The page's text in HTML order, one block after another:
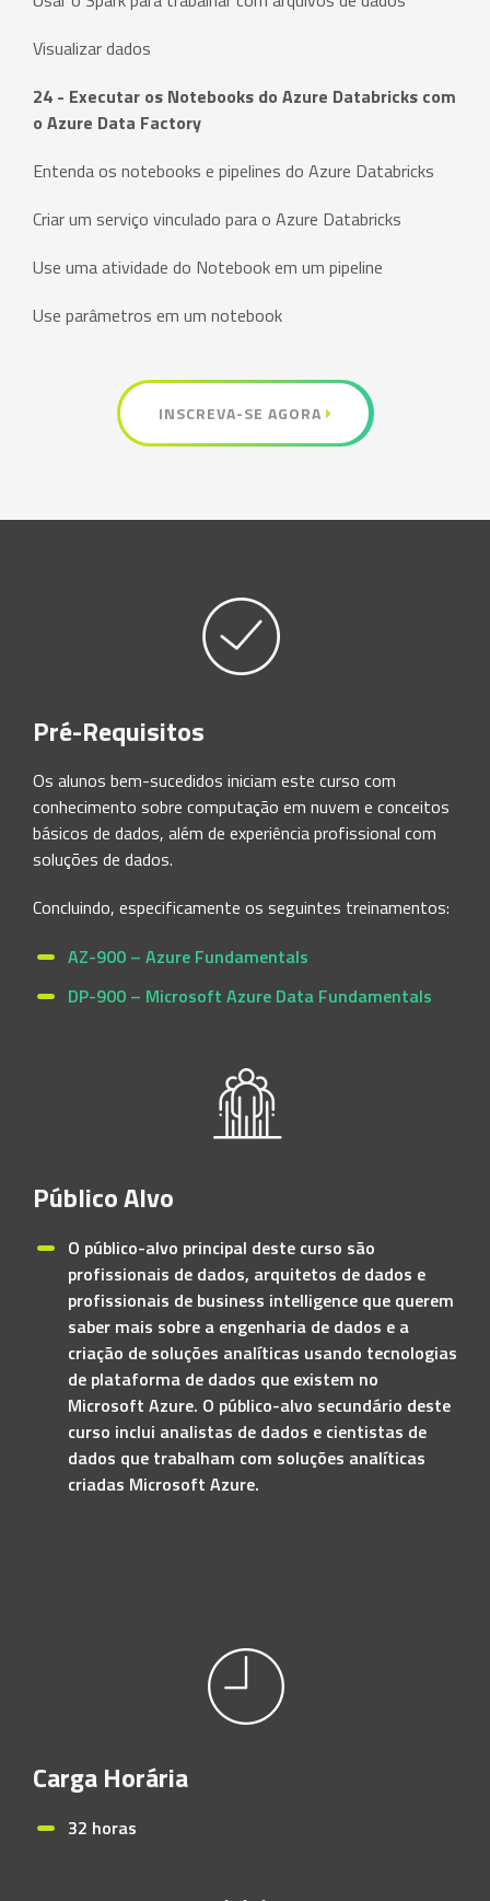
Visualizar dados
24 - Executar os Notebooks do Azure Databricks com
o Azure Data Factory
Entenda os notebooks e pipelines do Azure Databricks
Criar um serviço vinculado para o Azure Databricks
Use uma atividade do Notebook em um pipeline
Use parâmetros em um notebook
INSCREVA-SE AGORA
Pré-Requisitos
Os alunos bem-sucedidos iniciam este curso com
conhecimento sobre computação em nuvem e conceitos
básicos de dados, além de experiência profissional com
soluções de dados.
Concluindo, especificamente os seguintes treinamentos:
AZ-900 – Azure Fundamentals
DP-900 – Microsoft Azure Data Fundamentals
Público Alvo
O público-alvo principal deste curso são
profissionais de dados, arquitetos de dados e
profissionais de business intelligence que querem
saber mais sobre a engenharia de dados e a
criação de soluções analíticas usando tecnologias
de plataforma de dados que existem no
Microsoft Azure. O público-alvo secundário deste
curso inclui analistas de dados e cientistas de
dados que trabalham com soluções analíticas
criadas Microsoft Azure.
Carga Horária
32 horas